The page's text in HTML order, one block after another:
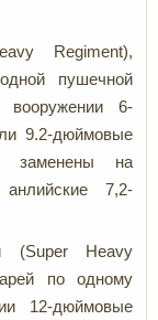
Regiment),
пушечной
6-
9.2-дюймовые
заменены на
7,2-
(Super Heavy
по одному
12-дюймовые